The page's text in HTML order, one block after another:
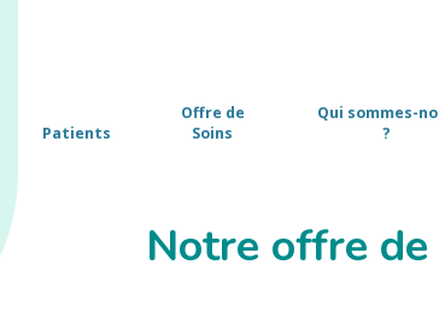
Patients
Offre de
Soins
Qui sommes-
?
Notre offre de